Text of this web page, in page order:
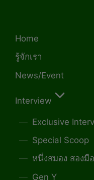
Home
รู้จักเรา
News/Event
Interview
Exclusive
Special Scoop
หนึ่งสมอง สองมือ
Gen Y